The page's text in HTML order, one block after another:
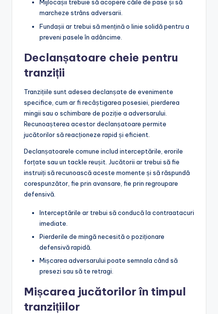
Mijlocașii trebuie să acopere căile de pase și să
marcheze strâns adversarii.
Fundașii ar trebui să mențină o linie solidă pentru a
preveni pasele în adâncime.
Declanșatoare cheie pentru
tranziții
Tranzițiile sunt adesea declanșate de evenimente
specifice, cum ar fi recâștigarea posesiei, pierderea
mingii sau o schimbare de poziție a adversarului.
Recunoașterea acestor declanșatoare permite
jucătorilor să reacționeze rapid și eficient.
Declanșatoarele comune includ interceptările, erorile
forțate sau un tackle reușit. Jucătorii ar trebui să fie
instruiți să recunoască aceste momente și să răspundă
corespunzător, fie prin avansare, fie prin regroupare
defensivă.
Interceptările ar trebui să conducă la contraatacuri
imediate.
Pierderile de mingă necesită o poziționare
defensivă rapidă.
Mișcarea adversarului poate semnala când să
presezi sau să te retragi.
Mișcarea jucătorilor în timpul
tranzițiilor